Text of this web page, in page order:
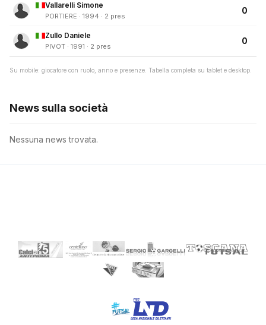
Vallarelli Simone
PORTIERE · 1994 · 2 pres
0
Zullo Daniele
PIVOT · 1991 · 2 pres
0
Su mobile: giocatore con ruolo, anno e presenze. Tabella completa su tablet e desktop.
News sulla società
Nessuna news trovata.